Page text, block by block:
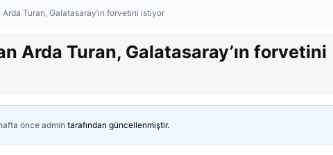
Turan, Galatasaray’ın forvetini istiyor
Arda Turan, Galatasaray’ın forvetini
önce admin tarafından güncellenmiştir.